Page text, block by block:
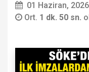
01 Haziran,
Ort. 1 dk. 50 sn.